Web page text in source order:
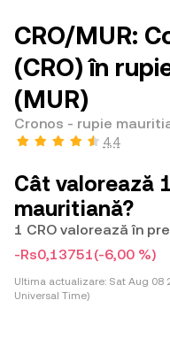
CRO/MUR:
(CRO) în
(MUR)
Cronos - rupie
4,4
Cât valorează
mauritiană?
1 CRO valorează în
-Rs0,13751(-6,00 %)
Ultima actualizare: Sat Aug 08
Universal Time)